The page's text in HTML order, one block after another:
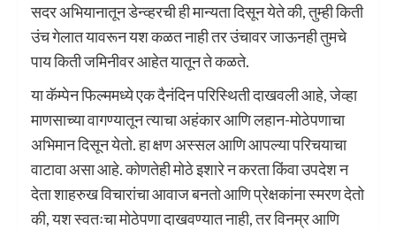
सदर अभियानातून डेन्व्हरची ही मान्यता दिसून येते की, तुम्ही किती
उंच गेलात यावरून यश कळत नाही तर उंचावर जाऊनही तुमचे
पाय किती जमिनीवर आहेत यातून ते कळते.
या कॅम्पेन फिल्ममध्ये एक दैनंदिन परिस्थिती दाखवली आहे, जेव्हा
माणसाच्या वागण्यातून त्याचा अहंकार आणि लहान-मोठेपणाचा
अभिमान दिसून येतो. हा क्षण अस्सल आणि आपल्या परिचयाचा
वाटावा असा आहे. कोणतेही मोठे इशारे न करता किंवा उपदेश न
देता शाहरुख विचारांचा आवाज बनतो आणि प्रेक्षकांना स्मरण देतो
की, यश स्वतःचा मोठेपणा दाखवण्यात नाही, तर विनम्र आणि